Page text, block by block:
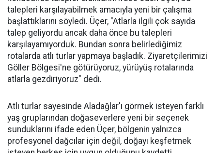
talepleri karşılayabilmek amacıyla yeni bir çalışma
başlattıklarını söyledi. Üçer, "Atlarla ilgili çok sayıda
talep geliyordu ancak daha önce bu talepleri
karşılayamıyorduk. Bundan sonra belirlediğimiz
rotalarda atlı turlar yapmaya başladık. Ziyaretçilerimizi
Göller Bölgesi'ne götürüyoruz, yürüyüş rotalarında
atlarla gezdiriyoruz" dedi.
Atlı turlar sayesinde Aladağlar'ı görmek isteyen farklı
yaş gruplarından doğaseverlere yeni bir seçenek
sunduklarını ifade eden Üçer, bölgenin yalnızca
profesyonel dağcılar için değil, doğayı keşfetmek